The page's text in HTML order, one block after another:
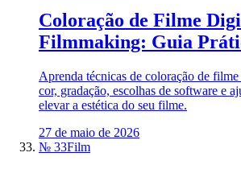
Coloração de Filme
Filmmaking: Guia
Aprenda técnicas de coloração de
cor, gradação, escolhas de software e
elevar a estética do seu filme.
27 de maio de 2026
№ 33Film